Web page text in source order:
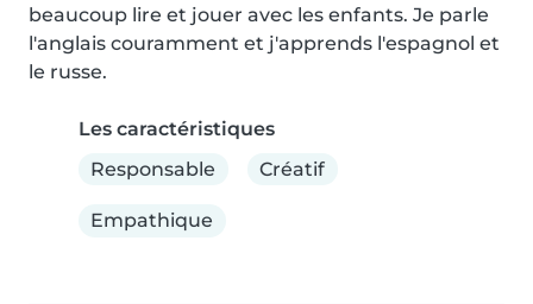
beaucoup lire et jouer avec les enfants. Je parle
l'anglais couramment et j'apprends l'espagnol et
le russe.
Les caractéristiques
Responsable
Créatif
Empathique